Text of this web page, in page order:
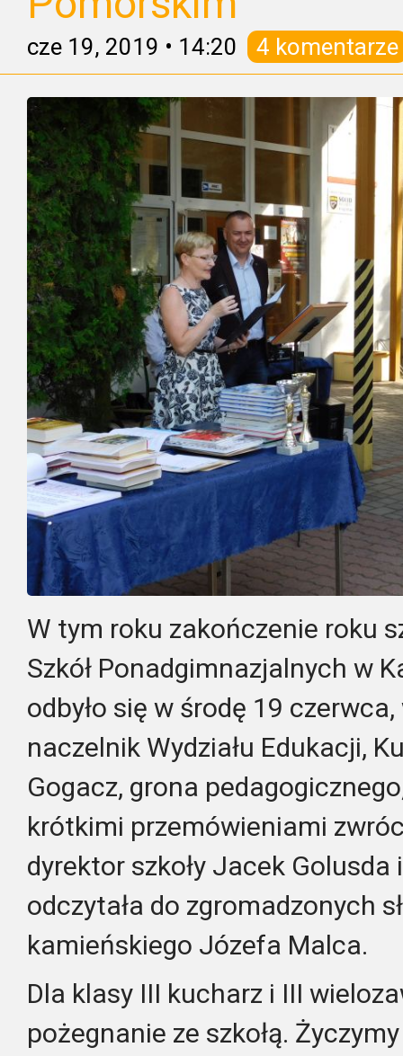
cze 19, 2019 • 14:20 4 komentarze
W tym roku zakończenie roku
Szkół Ponadgimnazjalnych w
odbyło się w środę 19
naczelnik Wydziału Edukacji,
Gogacz, grona
krótkimi przemówieniami
dyrektor szkoły Jacek
odczytała do zgromadzonych
kamieńskiego Józefa Malca.
Dla klasy III kucharz i III
pożegnanie ze szkołą.